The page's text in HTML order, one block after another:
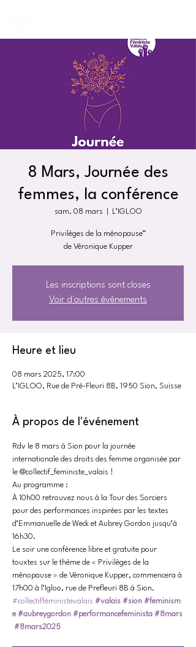
8 Mars, Journée des
femmes, la conférence
sam. 08 mars L’IGLOO
Privilèges de la ménopause”
de Véronique Kupper
Les inscriptions sont closes
Voir d'autres événements
Heure et lieu
08 mars 2025, 17:00
L’IGLOO, Rue de Pré-Fleuri 8B, 1950 Sion, Suisse
À propos de l'événement
Rdv le 8 mars à Sion pour la journée
internationale des droits des femme organisée par
le @collectif_feministe_valais !
Au programme :
À 10h00 retrouvez nous à la Tour des Sorciers
pour des performances inspirées par les textes
d’Emmanuelle de Weck et Aubrey Gordon jusqu’à
16h30.
Le soir une conférence libre et gratuite pour
touxtes sur le thème de « Privilèges de la
ménopause » de Véronique Kupper, commencera à
17h00 à l’Igloo, rue de Prefleuri 8B à Sion.
#collectifféministevalais #valais #sion #feminism
e #aubreygordon #performancefeminista #8mars
#8mars2025